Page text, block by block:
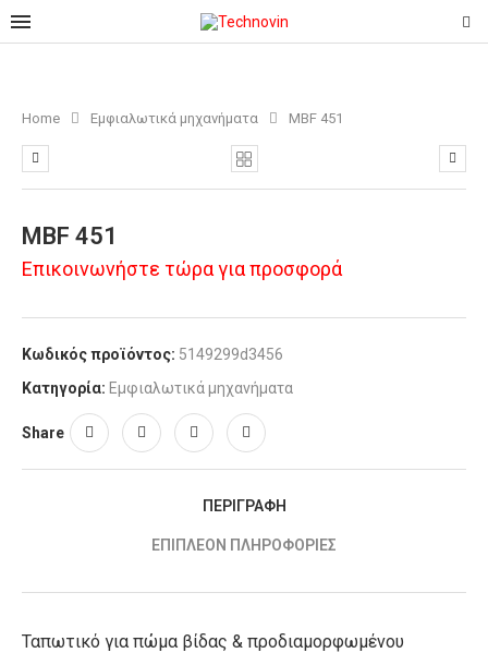
Home Εμφιαλωτικά μηχανήματα MBF 451
MBF 451
Επικοινωνήστε τώρα για προσφορά
Κωδικός προϊόντος: 5149299d3456
Κατηγορία: Εμφιαλωτικά μηχανήματα
Share
ΠΕΡΙΓΡΑΦΉ
ΕΠΙΠΛΈΟΝ ΠΛΗΡΟΦΟΡΊΕΣ
Ταπωτικό για πώμα βίδας & προδιαμορφωμένου